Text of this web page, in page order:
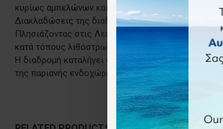
κυρίως αμπελώνων και κατά τόπους μικρών αγρών
Διακλαδώσεις της διαδρομής οδηγούν στα
Πλησιάζοντας στις Λεύκες, το μονοπάτι
κατά τόπους λιθόστρωτο.
Η διαδρομή καταλήγει στην κεντρική πλατεία
της παριανής ενδοχώρας.